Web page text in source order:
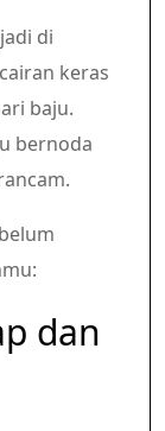
di
keras
baju.
bernoda
dan